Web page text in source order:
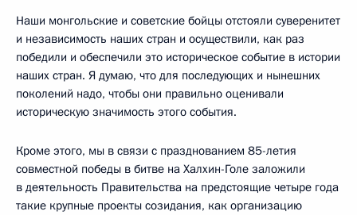
Наши монгольские и советские бойцы отстояли суверенитет
и независимость наших стран и осуществили, как раз
победили и обеспечили это историческое событие в истории
наших стран. Я думаю, что для последующих и нынешних
поколений надо, чтобы они правильно оценивали
историческую значимость этого события.
Кроме этого, мы в связи с празднованием 85-летия
совместной победы в битве на Халхин-Голе заложили
в деятельность Правительства на предстоящие четыре года
такие крупные проекты созидания, как организацию